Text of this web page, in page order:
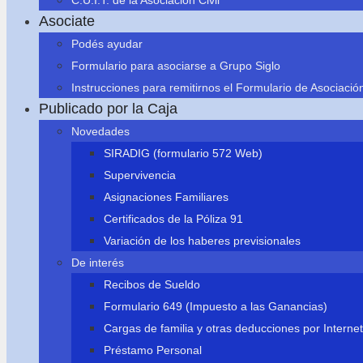
Asociate
Podés ayudar
Formulario para asociarse a Grupo Siglo
Instrucciones para remitirnos el Formulario de
Publicado por la Caja
Novedades
SIRADIG (formulario 572 Web)
Supervivencia
Asignaciones Familiares
Certificados de la Póliza 91
Variación de los haberes previsionales
De interés
Recibos de Sueldo
Formulario 649 (Impuesto a las Ganancias)
Cargas de familia y otras deducciones por Internet
Préstamo Personal